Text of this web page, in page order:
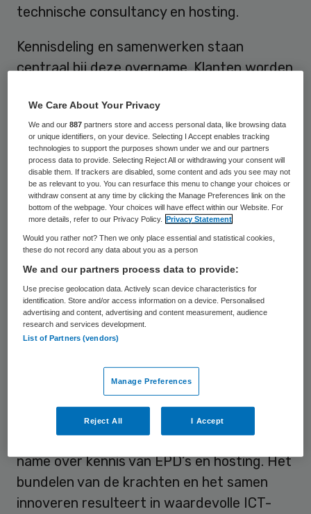
technische consultancy en hosting.
Kennisdeling en samenwerken staan
centraal bij deze overname. Klanten worden
strategische ICT-agenda en de uitvoering
van ICT-projecten, laten beide bedrijven
weten. ICTZ blijft opereren onder de eigen
naam en vanuit de eigen kantoren in Hoorn
en Utrecht.
Aanvullende expertises
De zorgsector is één van de branches waar
ilionx als digitale innovatiepartner actief is.
De overname van ICTZ past in de strategie
van de ICT-dienstverlener om
om klanten optimaal te ondersteunen. Waar
ilionx expertise heeft opgebouwd op het
gebied van Business Intelligence en digitale
healthcare platformen, beschikt ICTZ met
name over kennis van EPD’s en hosting. Het
bundelen van de krachten en het samen
innoveren resulteert in waardevolle ICT-
We Care About Your Privacy
We and our887 partners store and access personal data, like browsing data
or unique identifiers, on your device. Selecting I Accept enables tracking
technologies to support the purposes shown under we and our partners
process data to provide. Selecting Reject All or withdrawing your consent will
disable them. If trackers are disabled, some content and ads you see may not
be as relevant to you. You can resurface this menu to change your choices or
withdraw consent at any time by clicking the Manage Preferences link on the
bottom of the webpage. Your choices will have effect within our Website. For
more details, refer to our Privacy Policy.
Privacy Statement
Would you rather not? Then we only place essential and statistical cookies,
these do not record any data about you as a person
We and our partners process data to provide:
Use precise geolocation data. Actively scan device characteristics for
identification. Store and/or access information on a device. Personalised
advertising and content, advertising and content measurement, audience
research and services development.
List of Partners (vendors)
Manage Preferences
Reject All I Accept